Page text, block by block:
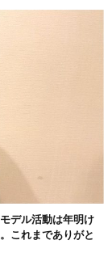
デル活動は年明け
これまでありがと